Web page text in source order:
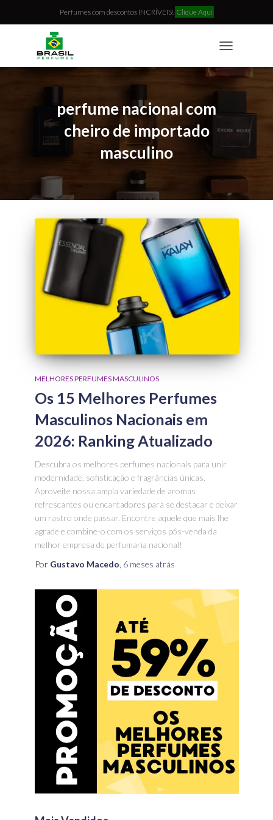
Perfumes com descontos INCRÍVEIS! Clique Aqui
NAVIGATION
perfume nacional com
cheiro de importado
masculino
MELHORES PERFUMES MASCULINOS
Os 15 Melhores Perfumes
Masculinos Nacionais em
2026: Ranking Atualizado
Descubra os melhores perfumes nacionais para unir
modernidade, sofisticação e fragrâncias únicas.
Aproveite nossa ampla variedade de aromas
refrescantes ou encantadores para se destacar e deixar
um rastro onde passar. Encontre aquele que mais lhe
agrade e combine-o com os serviços pós-venda da
melhor empresa de perfumaria nacional!
Por Gustavo Macedo 6 meses atrás